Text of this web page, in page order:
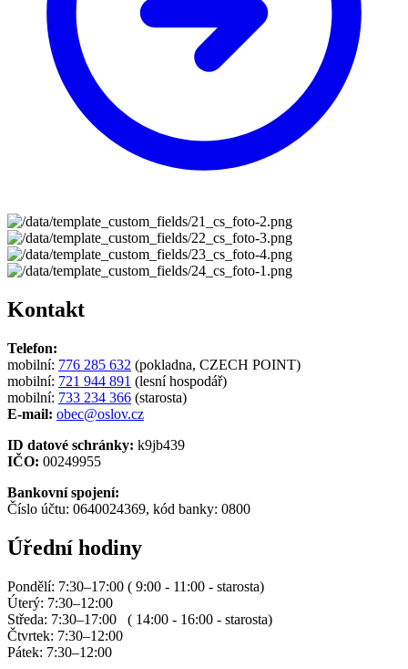
Kontakt
Telefon:
mobilní: 776 285 632 (pokladna, CZECH POINT)
mobilní: 721 944 891 (lesní hospodář)
mobilní: 733 234 366 (starosta)
E-mail: obec@oslov.cz
ID datové schránky: k9jb439
IČO: 00249955
Bankovní spojení:
Číslo účtu: 0640024369, kód banky: 0800
Úřední hodiny
Pondělí: 7:30–17:00 ( 9:00 - 11:00 - starosta)
Úterý: 7:30–12:00
Středa: 7:30–17:00 ( 14:00 - 16:00 - starosta)
Čtvrtek: 7:30–12:00
Pátek: 7:30–12:00